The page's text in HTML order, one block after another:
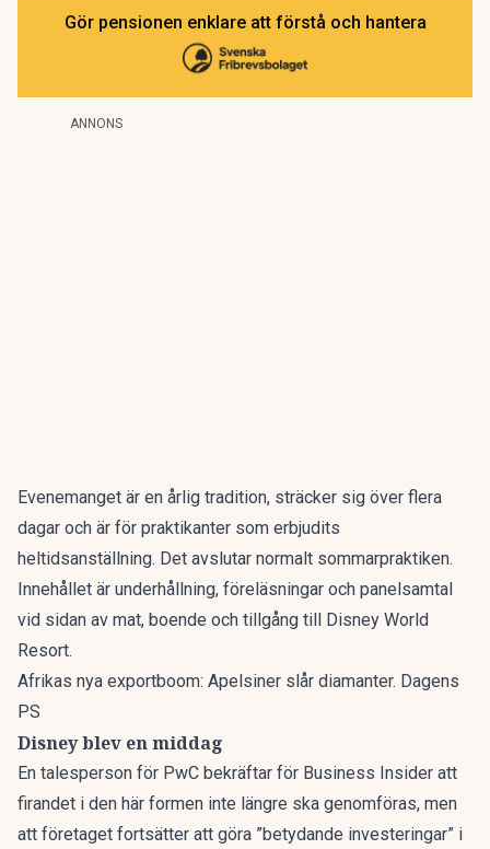
Gör pensionen enklare att förstå och hantera
ANNONS
Evenemanget är en årlig tradition, sträcker sig över flera
dagar och är för praktikanter som erbjudits
heltidsanställning. Det avslutar normalt sommarpraktiken.
Innehållet är underhållning, föreläsningar och panelsamtal
vid sidan av mat, boende och tillgång till Disney World
Resort.
Afrikas nya exportboom: Apelsiner slår diamanter. Dagens
PS
Disney blev en middag
En talesperson för PwC bekräftar för Business Insider att
firandet i den här formen inte längre ska genomföras, men
att företaget fortsätter att göra ”betydande investeringar” i